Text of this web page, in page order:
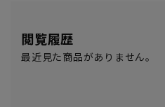
閲覧履歴
最近見た商品がありません。